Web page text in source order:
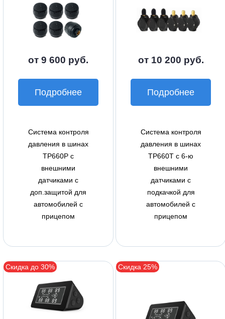
от 9 600 руб.
Подробнее
Система контроля
давления в шинах
TP660P с
внешними
датчиками с
доп.защитой для
автомобилей с
прицепом
от 10 200 руб.
Подробнее
Система контроля
давления в шинах
TP660T с 6-ю
внешними
датчиками с
подкачкой для
автомобилей с
прицепом
Скидка до 30% Скидка 25%